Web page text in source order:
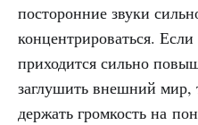
посторонние звуки
концентрироваться.
приходится сильно
заглушить внешний мир,
держать громкость на